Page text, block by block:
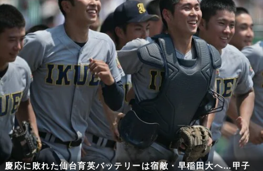
慶応に敗れた仙台育英バッテリーは宿敵・早稲田大へ…甲子